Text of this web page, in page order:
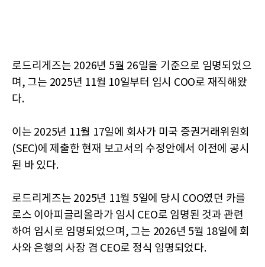
로드리게즈는 2026년 5월 26일을 기준으로 임명되었으
며, 그는 2025년 11월 10일부터 임시 COO로 재직해왔
다.
이는 2025년 11월 17일에 회사가 미국 증권거래위원회
(SEC)에 제출한 현재 보고서의 수정안에서 이전에 공시
된 바 있다.
로드리게즈는 2025년 11월 5일에 당시 COO였던 카를
로스 이아피글리올라가 임시 CEO로 임명된 것과 관련
하여 임시로 임명되었으며, 그는 2026년 5월 18일에 회
사와 은행의 사장 겸 CEO로 정식 임명되었다.